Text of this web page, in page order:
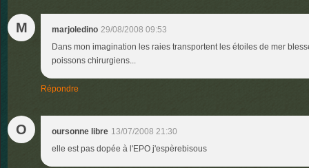
M marjoledino 29/08/2008 09:53
Dans mon imagination les raies transportent les étoiles de mer
poissons chirurgiens...
Répondre
O oursonne libre 13/07/2008 21:30
elle est pas dopée à l'EPO j'espèrebisous